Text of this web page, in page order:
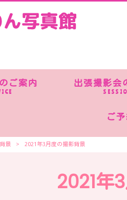
ご案内 出張撮影会
ご
景 > 2021年3月度の撮影背景
2021年